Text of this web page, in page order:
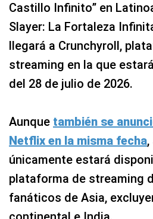
Castillo Infinito” en
Slayer: La Fortaleza
llegará a Crunchyroll,
streaming en la que
del 28 de julio de 2026.
Aunque también se
Netflix en la misma fecha
únicamente estará
plataforma de streaming
fanáticos de Asia,